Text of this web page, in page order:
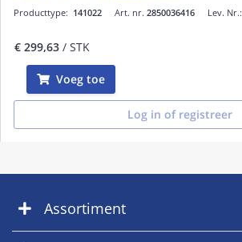
Art. nr. 2850036416
Producttype: 141022 Lev. Nr.:
€ 299,63 / STK
Voeg toe
Log in of registreer
Assortiment